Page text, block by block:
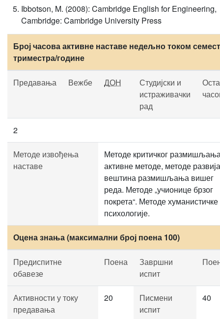
Ibbotson, M. (2008): Cambridge English for Engineering,
Cambridge: Cambridge University Press
Број часова активне наставе недељно током
триместра/године
Предавања Вежбе ДОН
Студијски и
истраживачки
рад
2
Методе извођења
наставе
Методе критичког
активне методе, методе
вештина размишљања вишег
реда. Методе „учионице брзог
покрета“. Методе хуманистичке
психологије.
Оцена знања (максимални број поена 100)
Предиспитне
обавезе
Поена
Завршни
испит
Активности у току
предавања
20
Писмени
испит
40